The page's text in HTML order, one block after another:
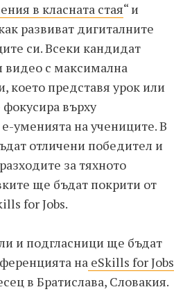
в класната стая“ и
развиват дигиталните
си. Всеки кандидат
видео с максимална
което представя урок или
върху
уменията на учениците. В
отличени победител и
за тяхното
ще бъдат покрити от
for Jobs.
и подгласници ще бъдат
на eSkills for Jobs
в Братислава, Словакия.